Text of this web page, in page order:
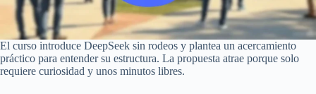
El curso introduce DeepSeek sin rodeos y plantea un acercamiento
práctico para entender su estructura. La propuesta atrae porque solo
requiere curiosidad y unos minutos libres.